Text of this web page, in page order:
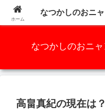
かつての人気アイドルグルー
なつかしのおニ
高畠真紀の現在は
ホーム
なつかしのおニ